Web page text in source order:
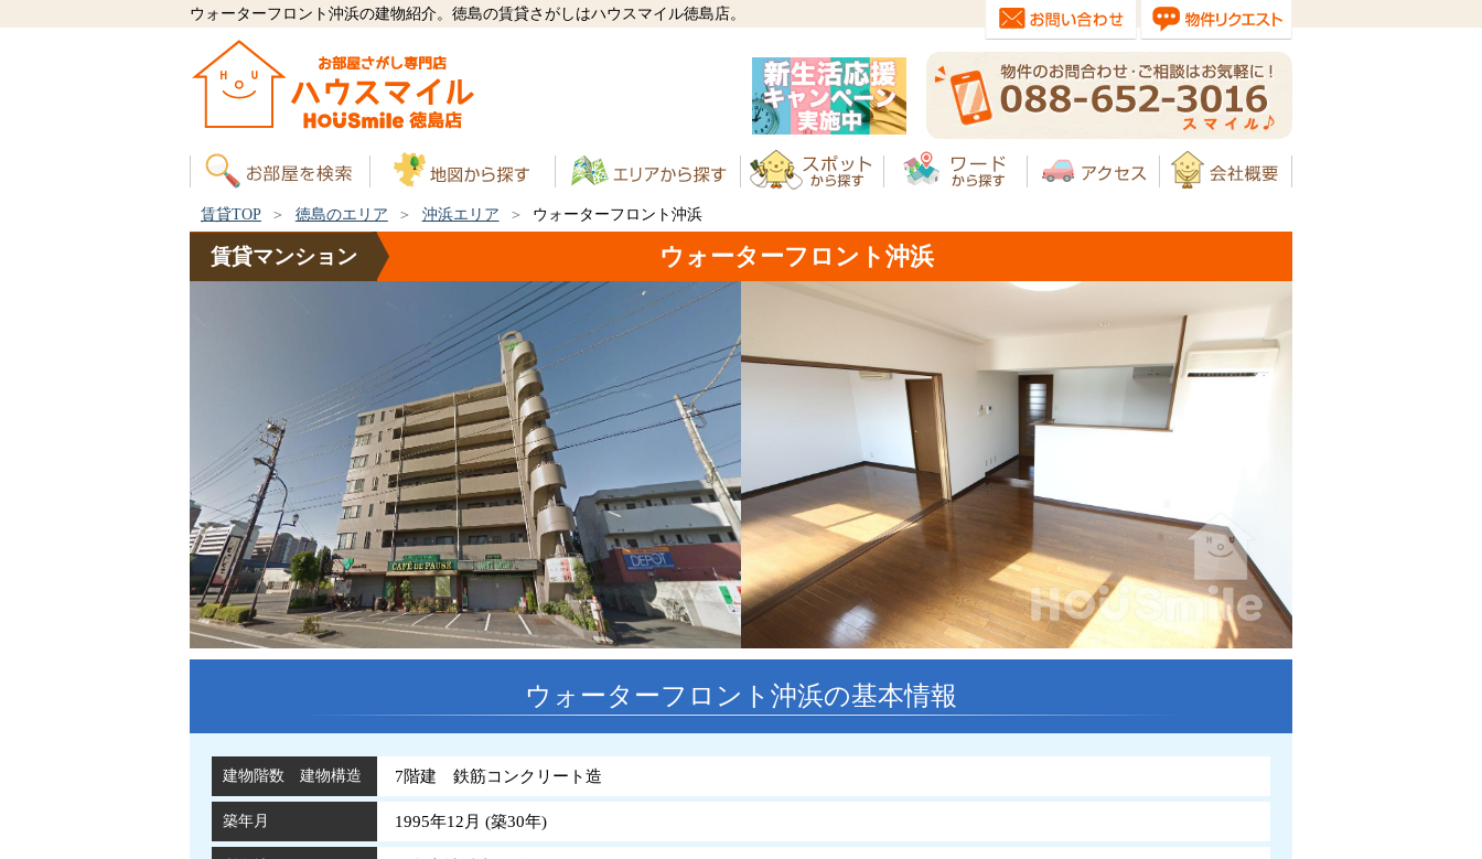
ウォーターフロント沖浜の建物紹介。徳島の賃貸さがしはハウスマイル徳島店。
賃貸TOP 徳島のエリア 沖浜エリア ウォーターフロント沖浜
賃貸マンション ウォーターフロント沖浜
ウォーターフロント沖浜の基本情報
建物階数 建物構造 7階建 鉄筋コンクリート造
築年月 1995年12月 (築30年)